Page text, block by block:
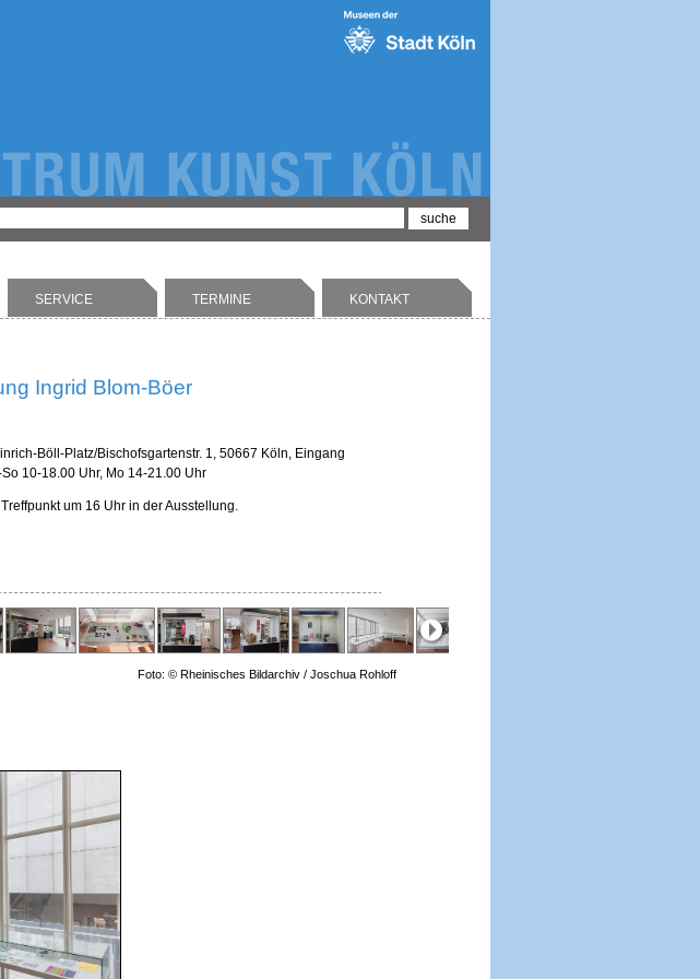
SERVICE TERMINE KONTAKT
Ingrid Blom-Böer
Böll-Platz/Bischofsgartenstr. 1, 50667 Köln, Eingang
10-18.00 Uhr, Mo 14-21.00 Uhr
um 16 Uhr in der Ausstellung.
Foto: © Rheinisches Bildarchiv / Joschua Rohloff